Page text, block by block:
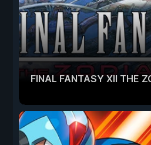
FINAL FANTASY XII THE